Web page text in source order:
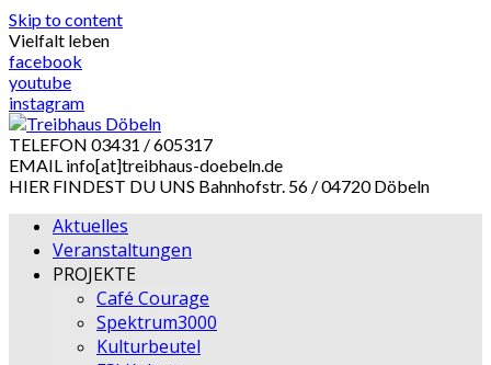
Skip to content
Vielfalt leben
facebook
youtube
instagram
TELEFON 03431 / 605317
EMAIL info[at]treibhaus-doebeln.de
HIER FINDEST DU UNS Bahnhofstr. 56 / 04720 Döbeln
Aktuelles
Veranstaltungen
PROJEKTE
Café Courage
Spektrum3000
Kulturbeutel